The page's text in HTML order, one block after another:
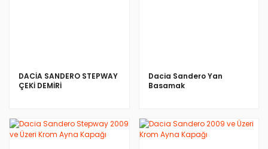
DACİA SANDERO STEPWAY
ÇEKİ DEMİRİ
Dacia Sandero Yan
Basamak